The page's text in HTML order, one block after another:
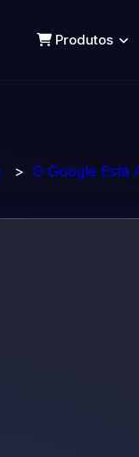
Produtos
> O Google Está